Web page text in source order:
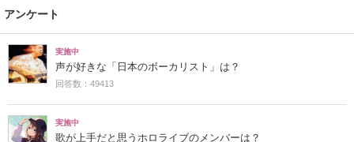
アンケート
実施中
声が好きな「日本のボーカリスト」は？
回答数：49413
実施中
歌が上手だと思うホロライブのメンバーは？